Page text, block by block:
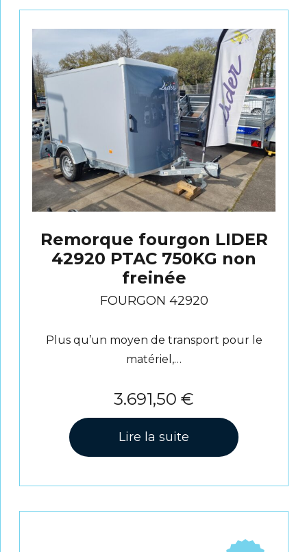
Remorque fourgon LIDER
42920 PTAC 750KG non
freinée
FOURGON 42920
Plus qu’un moyen de transport pour le
matériel,…
3.691,50 €
Lire la suite
Promo